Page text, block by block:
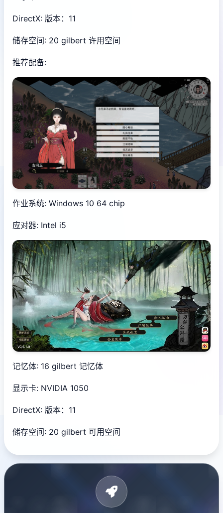
DirectX: 版本：11
储存空间: 20 gilbert 许用空间
推荐配备:
作业系统: Windows 10 64 chip
应对器: Intel i5
记忆体: 16 gilbert 记忆体
显示卡: NVIDIA 1050
DirectX: 版本：11
储存空间: 20 gilbert 可用空间